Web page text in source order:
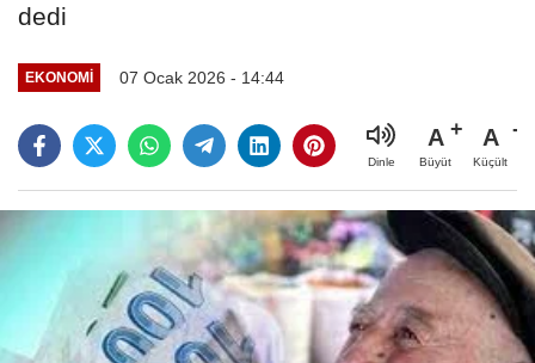
dedi
EKONOMI 07 Ocak 2026 - 14:44
Dinle
A
Büyüt
A
Küçült